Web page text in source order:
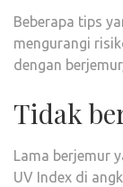
Beberapa tips
mengurangi
dengan
Tidak
Lama berjemur
UV Index di